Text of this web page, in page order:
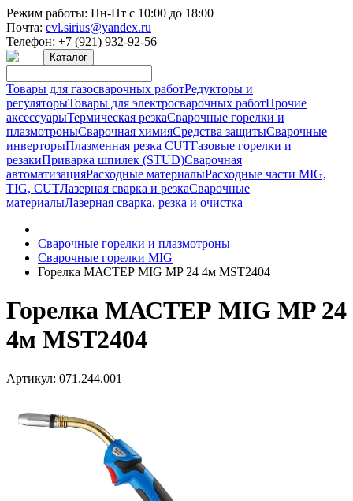
Режим работы: Пн-Пт с 10:00 до 18:00
Почта: evl.sirius@yandex.ru
Телефон: +7 (921) 932-92-56
Каталог
Товары для газосварочных работРедукторы и
регуляторыТовары для электросварочных работПрочие
аксессуарыТермическая резкаСварочные горелки и
плазмотроныСварочная химияСредства защитыСварочные
инверторыПлазменная резка CUTГазовые горелки и
резакиПриварка шпилек (STUD)Сварочная
автоматизацияРасходные материалыРасходные части MIG,
TIG, CUTЛазерная сварка и резкаСварочные
материалыЛазерная сварка, резка и очистка
Сварочные горелки и плазмотроны
Сварочные горелки MIG
Горелка МАСТЕР MIG MP 24 4м MST2404
Горелка МАСТЕР MIG MP 24
4м MST2404
Артикул: 071.244.001